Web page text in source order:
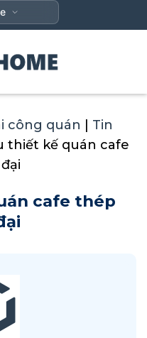
công quán
Tin
thiết kế quán cafe
cafe thép